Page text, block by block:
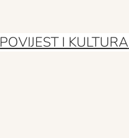
POVIJEST I KULTURA